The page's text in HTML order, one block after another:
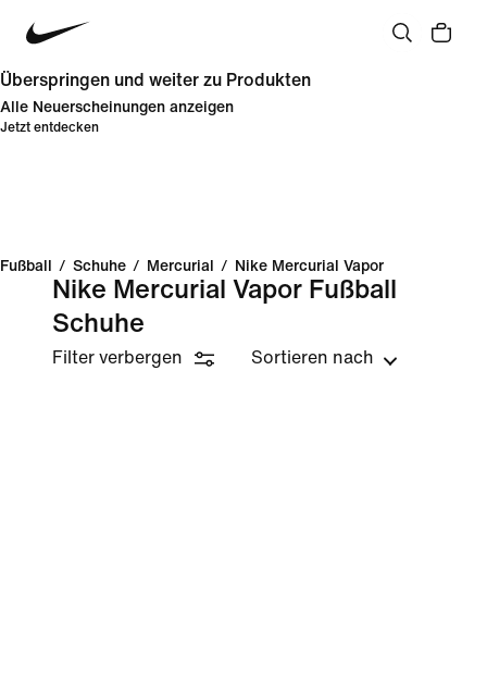
Überspringen und weiter zu Produkten
Alle Neuerscheinungen anzeigen
Jetzt entdecken
Fußball / Schuhe / Mercurial / Nike Mercurial Vapor
Nike Mercurial Vapor Fußball
Schuhe
Filter verbergen Sortieren nach